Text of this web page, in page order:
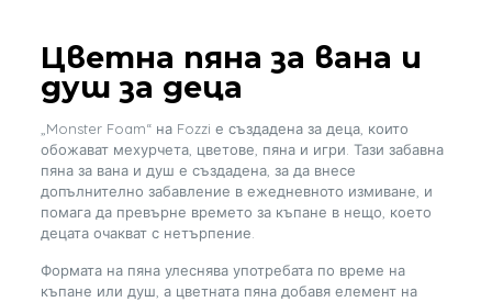
Цветна пяна за вана и
душ за деца
„Monster Foam“ на Fozzi е създадена за деца, които
обожават мехурчета, цветове, пяна и игри. Тази забавна
пяна за вана и душ е създадена, за да внесе
допълнително забавление в ежедневното измиване, и
помага да превърне времето за къпане в нещо, което
децата очакват с нетърпение.
Формата на пяна улеснява употребата по време на
къпане или душ, а цветната пяна добавя елемент на